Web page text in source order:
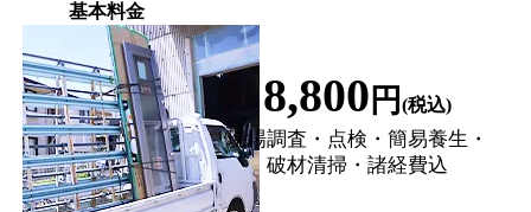
基本料金
8,800 円(税込)
現場調査・点検・簡易養生・
破材清掃・諸経費込